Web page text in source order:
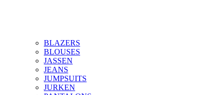
BLAZERS
BLOUSES
JASSEN
JEANS
JUMPSUITS
JURKEN